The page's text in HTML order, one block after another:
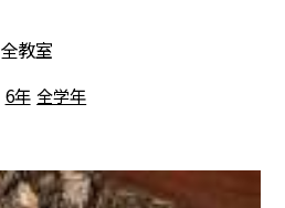
教室
6年 全学年